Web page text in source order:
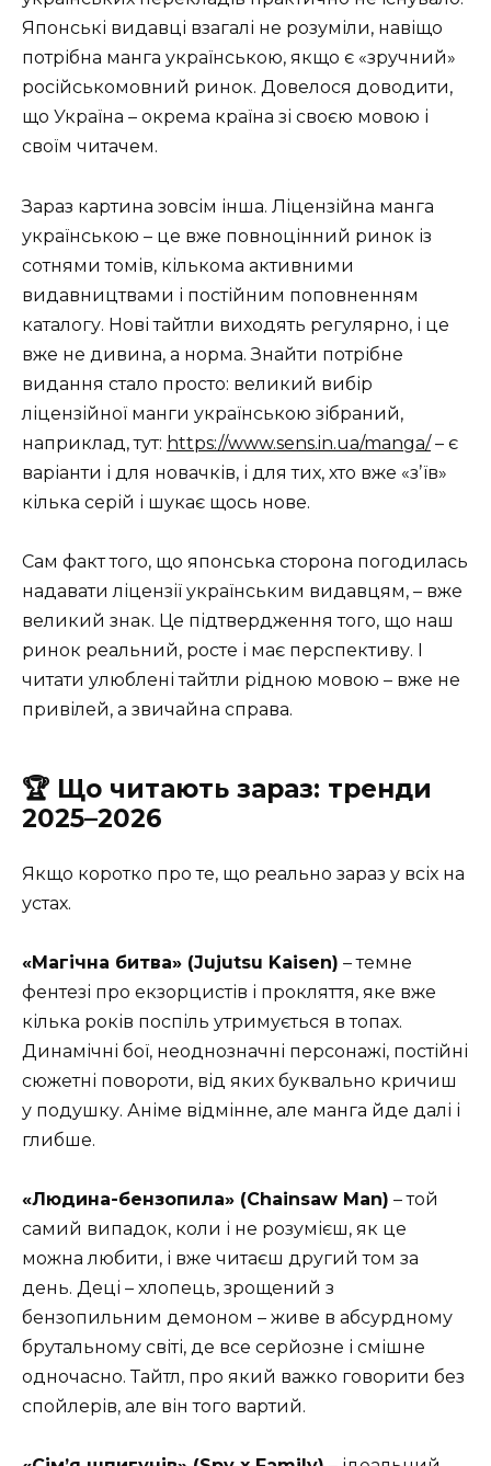
Японські видавці взагалі не розуміли, навіщо
потрібна манга українською, якщо є «зручний»
російськомовний ринок. Довелося доводити,
що Україна – окрема країна зі своєю мовою і
своїм читачем.
Зараз картина зовсім інша. Ліцензійна манга
українською – це вже повноцінний ринок із
сотнями томів, кількома активними
видавництвами і постійним поповненням
каталогу. Нові тайтли виходять регулярно, і це
вже не дивина, а норма. Знайти потрібне
видання стало просто: великий вибір
ліцензійної манги українською зібраний,
наприклад, тут: https://www.sens.in.ua/manga/– є
варіанти і для новачків, і для тих, хто вже «зʼїв»
кілька серій і шукає щось нове.
Сам факт того, що японська сторона погодилась
надавати ліцензії українським видавцям, – вже
великий знак. Це підтвердження того, що наш
ринок реальний, росте і має перспективу. І
читати улюблені тайтли рідною мовою – вже не
привілей, а звичайна справа.
🏆 Що читають зараз: тренди
2025–2026
Якщо коротко про те, що реально зараз у всіх на
устах.
«Магічна битва» (Jujutsu Kaisen) – темне
фентезі про екзорцистів і прокляття, яке вже
кілька років поспіль утримується в топах.
Динамічні бої, неоднозначні персонажі, постійні
сюжетні повороти, від яких буквально кричиш
у подушку. Аніме відмінне, але манга йде далі і
глибше.
«Людина-бензопила» (Chainsaw Man) – той
самий випадок, коли і не розумієш, як це
можна любити, і вже читаєш другий том за
день. Деці – хлопець, зрощений з
бензопильним демоном – живе в абсурдному
брутальному світі, де все серйозне і смішне
одночасно. Тайтл, про який важко говорити без
спойлерів, але він того вартий.